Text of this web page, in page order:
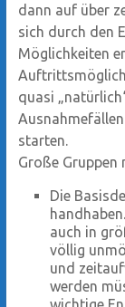
dann auf über
sich durch den
Möglichkeiten
quasi
starten.
Große Gruppen
Die
auch in
völlig
und
werden